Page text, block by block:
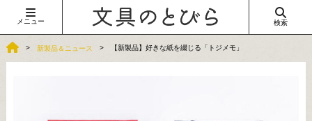
メニュー 検索
新製品＆ニュース 【新製品】好きな紙を綴じる「トジメモ」